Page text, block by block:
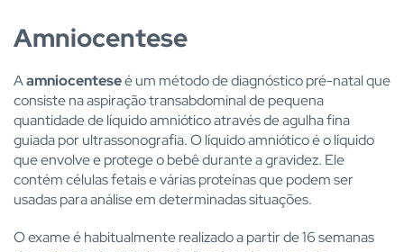
Amniocentese
Aamniocenteseé um método de diagnóstico pré-natal que
consiste na aspiração transabdominal de pequena
quantidade de líquido amniótico através de agulha fina
guiada por ultrassonografia. O líquido amniótico é o líquido
que envolve e protege o bebê durante a gravidez. Ele
contém células fetais e várias proteínas que podem ser
usadas para análise em determinadas situações.
O exame é habitualmente realizado a partir de 16 semanas